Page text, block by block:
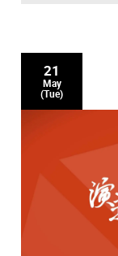
21
May
(Tue)